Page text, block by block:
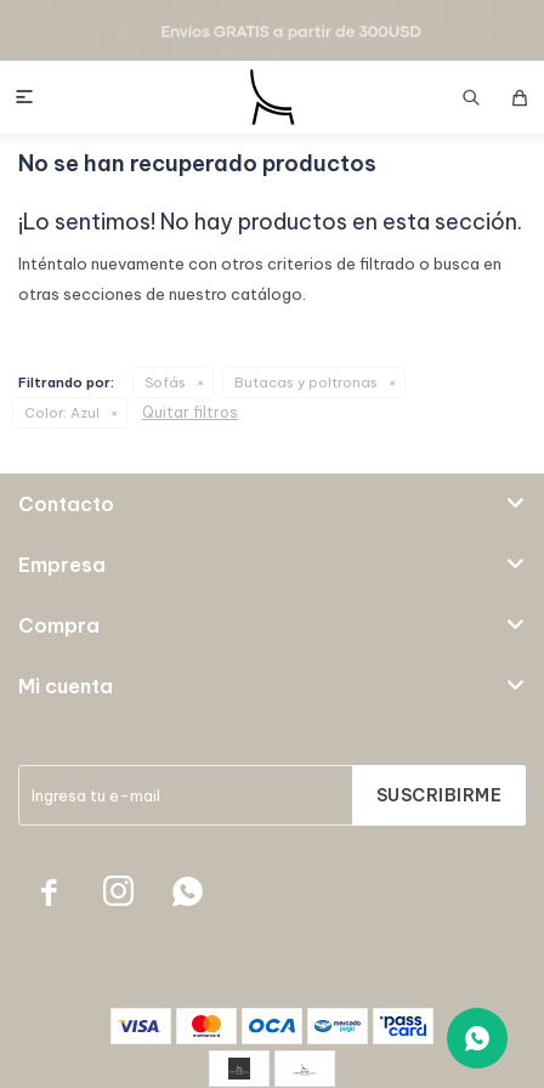

No se han recuperado productos
¡Lo sentimos! No hay productos en esta sección.
Inténtalo nuevamente con otros criterios de filtrado o busca en
otras secciones de nuestro catálogo.
Filtrando por: Sofás
Butacas y poltronas
Color: Azul Quitar filtros
SUSCRIBIRME
  
Contacto
Empresa
Compra
Mi cuenta